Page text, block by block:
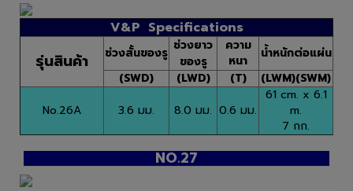
V&P Specifications
รุ่นสินค้า ช่วงสั้นของรู ช่วงยาว
ของรู
ความ
หนา
น้ำหนักต่อแผ่น
(SWD)
(LWD) (T)
(LWM)(SWM)
No.26A
3.6 มม. 8.0 มม. 0.6 มม.
61 cm. x 6.1
m.
7 กก.
NO.27